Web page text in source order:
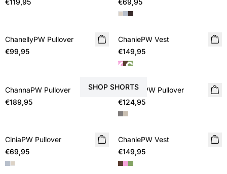
€119,95
€69,95
NIEUWE
COMING SOON
ChanellyPW Pullover
€99,95
NIEUWE
ChaniePW Vest
€149,95
NIEUWE
COMING SOON
ChannaPW Pullover
€189,95
NIEUWE
ChanillaPW Pullover
€124,95
NIEUWE
CiniaPW Pullover
€69,95
NIEUWE
ChaniePW Vest
€149,95
MAAK DE LOOK COMPLEET
SHOP SHORTS